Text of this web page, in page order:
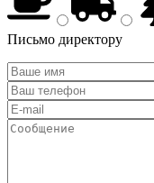
Письмо директору